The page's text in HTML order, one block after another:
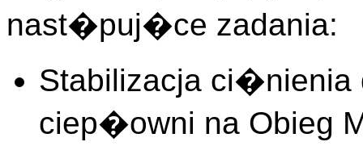
nast�puj�ce zadania:
Stabilizacja
ciep�owni na Obieg